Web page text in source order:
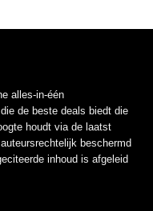
alles-in-één
de beste deals biedt die
houdt via de laatst
beschermd
inhoud is afgeleid